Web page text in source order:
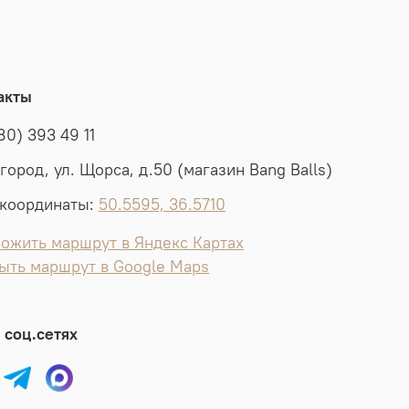
393 49 11
ул. Щорса, д.50 (магазин Bang Balls)
50.5595, 36.5710
маршрут в Яндекс Картах
маршрут в Google Maps